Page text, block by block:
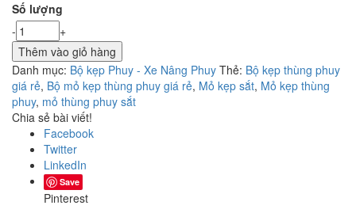
Số lượng
-
+
Thêm vào giỏ hàng
Danh mục: Bộ kẹp Phuy - Xe Nâng Phuy Thẻ: Bộ kẹp thùng phuy
giá rẻ, Bộ mỏ kẹp thùng phuy giá rẻ, Mỏ kẹp sắt, Mỏ kẹp thùng
phuy, mỏ thùng phuy sắt
Chia sẻ bài viết!
Facebook
Twitter
LinkedIn
Save
Pinterest